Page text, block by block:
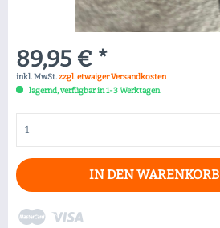
89,95 € *
inkl. MwSt.zzgl. etwaiger Versandkosten
lagernd, verfügbar in 1-3 Werktagen
IN DENWARENKORB